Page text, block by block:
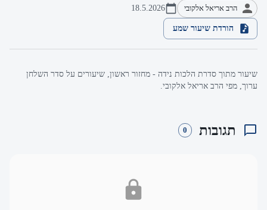
הרב אריאל אלקובי 18.5.2026
הורדת שיעור שמע
שיעור מתוך סדרת הלכות נידה - מחזור ראשון, שיעורים על סדר השלחן
ערוך, מפי הרב אריאל אלקובי.
תגובות 0